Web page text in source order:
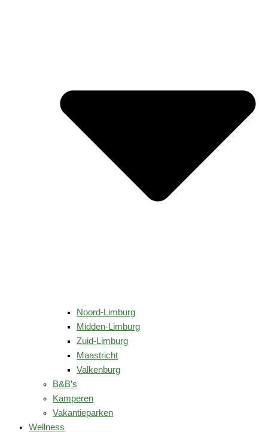
Noord-Limburg
Midden-Limburg
Zuid-Limburg
Maastricht
Valkenburg
B&B’s
Kamperen
Vakantieparken
Wellness